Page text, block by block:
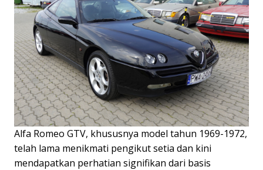
Alfa Romeo GTV, khususnya model tahun 1969-1972,
telah lama menikmati pengikut setia dan kini
mendapatkan perhatian signifikan dari basis